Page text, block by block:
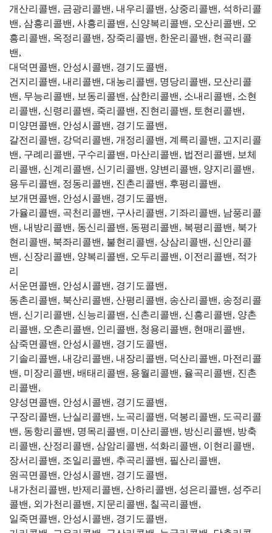
개산리콜밴, 금광리콜밴, 내우리콜밴, 상중리콜밴, 석하리콜
밴, 삼흥리콜밴, 사흥리콜밴, 신양복리콜밴, 오산리콜밴, 오
흥리콜밴, 옥정리콜밴, 장죽리콜밴, 한운리콜밴, 현곡리콜
밴,
대덕면콜밴, 안성시콜밴, 경기도콜밴,
건지리콜밴, 내리콜밴, 대농리콜밴, 명당리콜밴, 모산리콜
밴, 무능리콜밴, 보동리콜밴, 삼한리콜밴, 소내리콜밴, 소현
리콜밴, 신령리콜밴, 죽리콜밴, 진현리콜밴, 토현리콜밴,
미양면콜밴, 안성시콜밴, 경기도콜밴,
갈전리콜밴, 강덕리콜밴, 개정리콜밴, 계륵리콜밴, 고지리콜
밴, 구례리콜밴, 구수리콜밴, 마산리콜밴, 법전리콜밴, 보체
리콜밴, 신계리콜밴, 신기리콜밴, 양변리콜밴, 양지리콜밴,
용두리콜밴, 정동리콜밴, 진촌리콜밴, 후평리콜밴,
보개면콜밴, 안성시콜밴, 경기도콜밴,
가율리콜밴, 곡천리콜밴, 구사리콜밴, 기좌리콜밴, 남풍리콜
밴, 내방리콜밴, 동신리콜밴, 동평리콜밴, 복평리콜밴, 북가
현리콜밴, 북좌리콜밴, 불현리콜밴, 상삼리콜밴, 신안리콜
밴, 신장리콜밴, 양복리콜밴, 오두리콜밴, 이전리콜밴, 적가
리
서운면콜밴, 안성시콜밴, 경기도콜밴,
동촌리콜밴, 북산리콜밴, 산평리콜밴, 송산리콜밴, 송정리콜
밴, 신기리콜밴, 신능리콜밴, 신촌리콜밴, 신흥리콜밴, 양촌
리콜밴, 오촌리콜밴, 인리콜밴, 청용리콜밴, 현매리콜밴,
삼죽면콜밴, 안성시콜밴, 경기도콜밴,
기솔리콜밴, 내강리콜밴, 내장리콜밴, 덕산리콜밴, 마전리콜
밴, 미장리콜밴, 배태리콜밴, 용월리콜밴, 율곡리콜밴, 진촌
리콜밴,
양성면콜밴, 안성시콜밴, 경기도콜밴,
구장리콜밴, 난실리콜밴, 노곡리콜밴, 덕봉리콜밴, 도곡리콜
밴, 동항리콜밴, 명목리콜밴, 미산리콜밴, 방신리콜밴, 방축
리콜밴, 산정리콜밴, 삼암리콜밴, 석화리콜밴, 이현리콜밴,
장서리콜밴, 조일리콜밴, 추곡리콜밴, 필산리콜밴,
원곡면콜밴, 안성시콜밴, 경기도콜밴,
내가천리콜밴, 반제리콜밴, 산하리콜밴, 성은리콜밴, 성주리
콜밴, 외가천리콜밴, 지문리콜밴, 칠곡리콜밴,
일죽면콜밴, 안성시콜밴, 경기도콜밴,